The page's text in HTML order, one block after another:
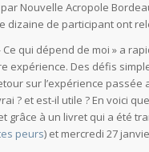
Nouvelle Acropole
dizaine de participant ont
qui dépend de moi » a
Des défis
sur l’expérience passée
? et est-il utile ? En voici
grâce à un livret qui a été
peurs) et mercredi 27